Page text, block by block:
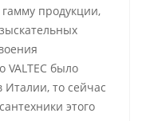
продукции,
VALTEC было
то сейчас
этого